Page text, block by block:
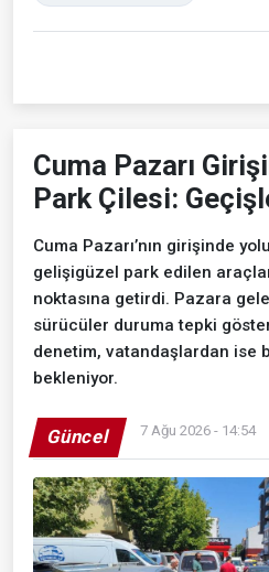
Cuma Pazarı
Park Çilesi:
Cuma Pazarı’nın girişinde
gelişigüzel park edilen
noktasına getirdi. Pazara
sürücüler duruma tepki
denetim, vatandaşlardan ise
bekleniyor.
Güncel 7 Ağu 2026 - 14:54